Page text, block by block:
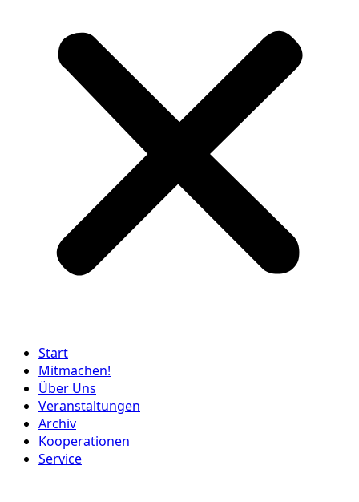
Start
Mitmachen!
Über Uns
Veranstaltungen
Archiv
Kooperationen
Service